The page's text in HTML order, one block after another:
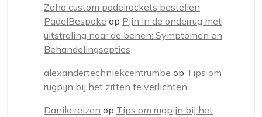
Zoha custom padelrackets bestellen
PadelBespoke op Pijn in de onderrug met
uitstraling naar de benen: Symptomen en
Behandelingsopties
alexandertechniekcentrumbe op Tips om
rugpijn bij het zitten te verlichten
Danilo reizen op Tips om rugpijn bij het